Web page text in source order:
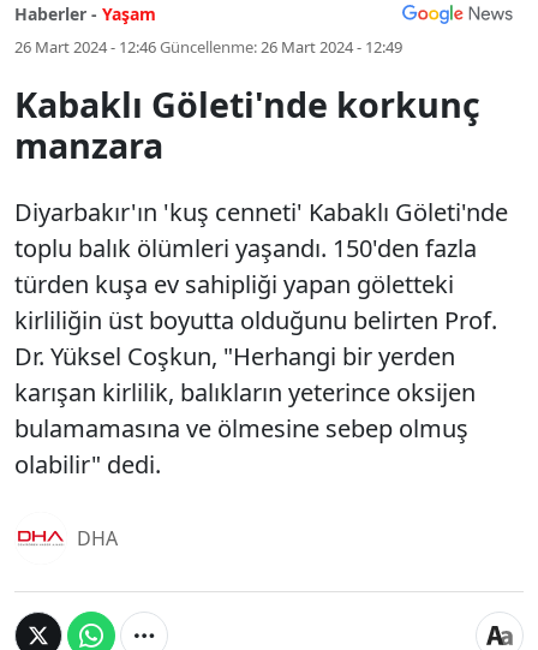
Haberler - Yaşam
26 Mart 2024 - 12:46Güncellenme:26 Mart 2024 - 12:49
Kabaklı Göleti'nde korkunç
manzara
Diyarbakır'ın 'kuş cenneti' Kabaklı Göleti'nde
toplu balık ölümleri yaşandı. 150'den fazla
türden kuşa ev sahipliği yapan göletteki
kirliliğin üst boyutta olduğunu belirten Prof.
Dr. Yüksel Coşkun, "Herhangi bir yerden
karışan kirlilik, balıkların yeterince oksijen
bulamamasına ve ölmesine sebep olmuş
olabilir" dedi.
DHA